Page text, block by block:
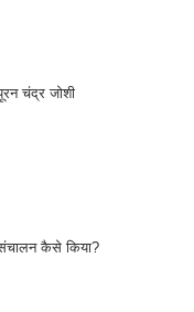
चंद्र जोशी
कैसे किया?